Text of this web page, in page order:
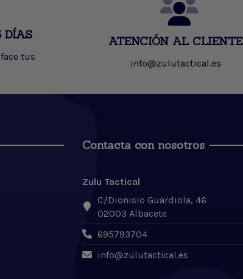
DÍAS
tus
ATENCIÓN AL CLIENTE
info@zulutactical.es
Contacta con nosotros
Zulu Tactical
C/Dionisio Guardiola, 46
02003 Albacete
695793704
info@zulutactical.es